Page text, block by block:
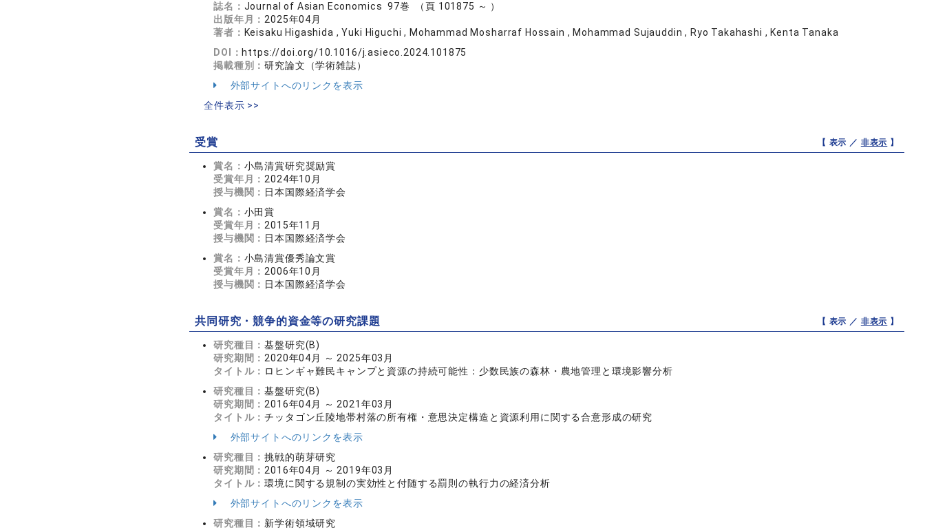
誌名： Journal of Asian Economics 97巻 （頁 101875 ～ ）
出版年月： 2025年04月
著者： Keisaku Higashida , Yuki Higuchi , Mohammad Mosharraf Hossain , Mohammad Sujauddin , Ryo Takahashi , Kenta Tanaka
DOI： https://doi.org/10.1016/j.asieco.2024.101875
掲載種別：研究論文（学術雑誌）
外部サイトへのリンクを表示
全件表示 >>
受賞 【 表示 ／ 非表示 】
賞名： 小島清賞研究奨励賞
受賞年月： 2024年10月
授与機関： 日本国際経済学会
賞名： 小田賞
受賞年月： 2015年11月
授与機関： 日本国際経済学会
賞名： 小島清賞優秀論文賞
受賞年月： 2006年10月
授与機関： 日本国際経済学会
共同研究・競争的資金等の研究課題 【 表示 ／ 非表示 】
研究種目：基盤研究(B)
研究期間： 2020年04月 ～ 2025年03月
タイトル： ロヒンギャ難民キャンプと資源の持続可能性：少数民族の森林・農地管理と環境影響分析
研究種目：基盤研究(B)
研究期間： 2016年04月 ～ 2021年03月
タイトル：チッタゴン丘陵地帯村落の所有権・意思決定構造と資源利用に関する合意形成の研究
外部サイトへのリンクを表示
研究種目：挑戦的萌芽研究
研究期間： 2016年04月 ～ 2019年03月
タイトル：環境に関する規制の実効性と付随する罰則の執行力の経済分析
外部サイトへのリンクを表示
研究種目： 新学術領域研究